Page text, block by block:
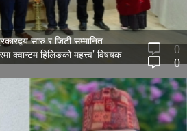
0
सारु र जिटी सम्मानित
0
क्वान्टम हिलिङको महत्त्व’ विषयक